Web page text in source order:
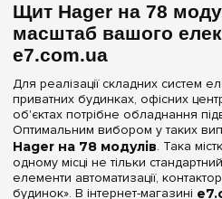
48(+16)
54(+7)
60(+9)
72(+12)
78
84(+3)
96(+2)
Матеріал корпусу
Метал(2)
Дверцята
Біла(1)
Непрозора(1)
Щит Hager на 78
масштаб вашого
e7.com.ua
Для реалізації складних систем
приватних будинках, офісних
об'єктах потрібне обладнання
Оптимальним вибором у таких
Hager на 78 модулів. Така
одному місці не тільки
елементи автоматизації,
будинок». В інтернет-магазині